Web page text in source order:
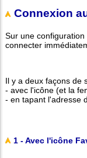
Connexion
Sur une
connecter
Il y a deux façons de
- avec l'icône (et la
- en tapant l'adresse
1 - Avec l'icône